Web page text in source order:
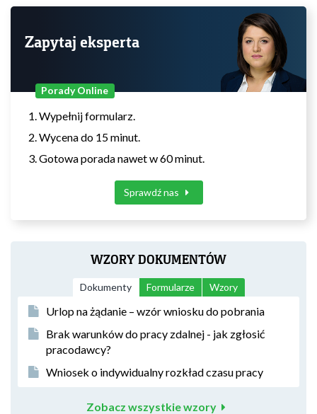
Zapytaj eksperta
Porady Online
Wypełnij formularz.
Wycena do 15 minut.
Gotowa porada nawet w 60 minut.
Sprawdź nas
WZORY DOKUMENTÓW
Dokumenty Formularze Wzory
Urlop na żądanie – wzór wniosku do pobrania
Brak warunków do pracy zdalnej - jak zgłosić
pracodawcy?
Wniosek o indywidualny rozkład czasu pracy
Zobacz wszystkie wzory